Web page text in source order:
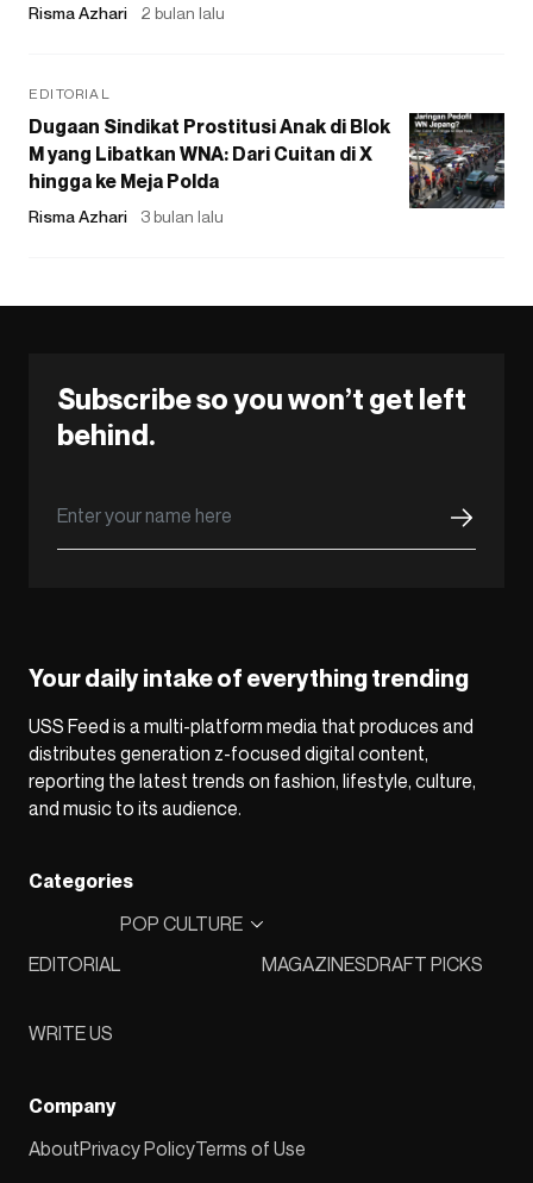
Risma Azhari 2 bulan lalu
EDITORIAL
Dugaan Sindikat Prostitusi Anak di Blok
M yang Libatkan WNA: Dari Cuitan di X
hingga ke Meja Polda
Risma Azhari 3 bulan lalu
Subscribe so you won’t get left
behind.
Your daily intake of everything trending
USS Feed is a multi-platform media that produces and
distributes generation z-focused digital content,
reporting the latest trends on fashion, lifestyle, culture,
and music to its audience.
Categories
EDITORIAL
POP CULTURE
MAGAZINESDRAFT PICKS
WRITE US
Company
AboutPrivacy PolicyTerms of Use